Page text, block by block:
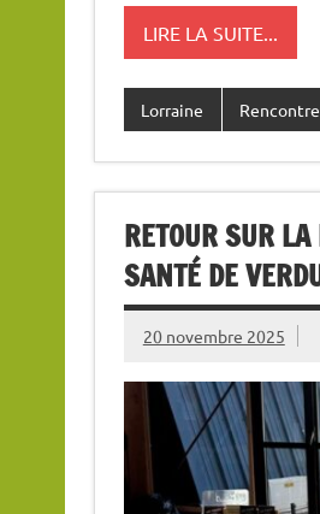
LIRE LA SUITE...
Lorraine
RETOUR SUR
SANTÉ DE
20 novembre 2025